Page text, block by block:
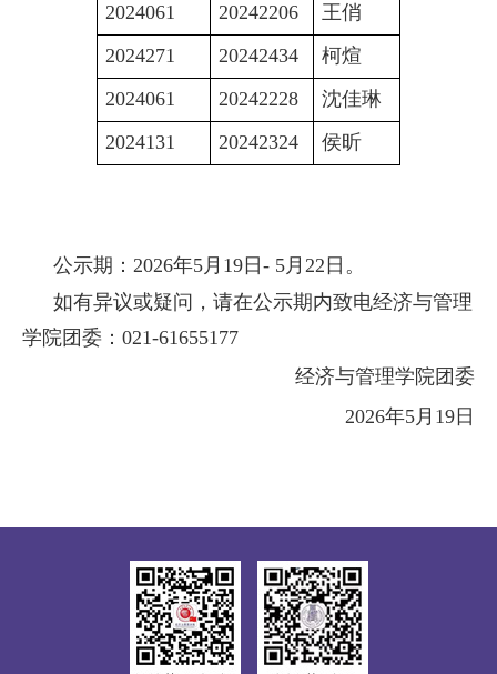
2024061
20242206
王俏
2024271
20242434
柯煊
2024061
20242228
沈佳琳
2024131
20242324 侯昕
公示期： 2026年5月 19 日 - 5月 22 日。
如有异议或疑问，请在公示期内致电经济与管理
学院团委： 021-61655177
经济与管理学院团委
2026年5月 19 日